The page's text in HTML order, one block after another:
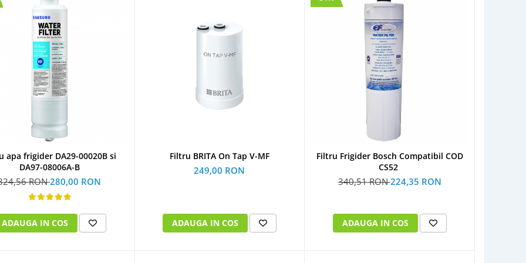
apa frigider DA29-00020B si
DA97-08006A-B
RON280,00 RON
ADAUGA IN COS
Filtru BRITA On Tap V-MF
249,00 RON
ADAUGA IN COS
Filtru Frigider Bosch Compatibil COD
CS52
340,51 RON224,35 RON
ADAUGA IN COS